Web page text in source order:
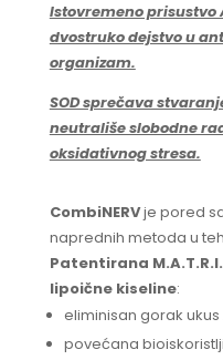
Istovremeno prisustvo
dvostruko dejstvo u
organizam.
SOD sprečava
neutrališe slobodne
oksidativnog stresa.
CombiNERVje pored
naprednih metoda u
Patentirana
lipoične kiseline:
eliminisan gorak ukus
povećana